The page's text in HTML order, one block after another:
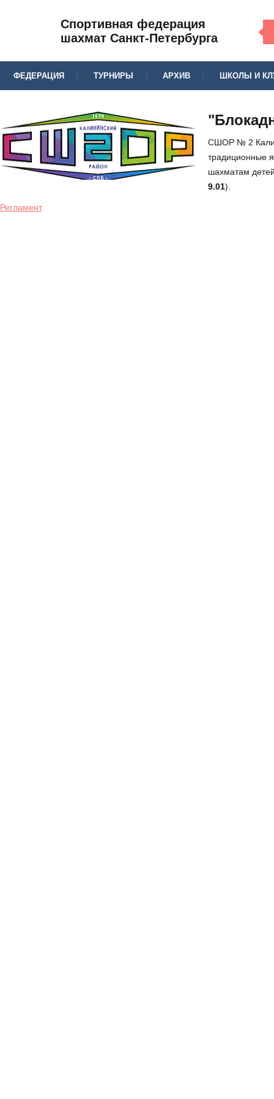
Спортивная федерация
шахмат Санкт-Петербурга
ФЕДЕРАЦИЯ ТУРНИРЫ АРХИВ ШКОЛЫ И
СШОР № 2
традиционные
шахматам
9.01).
Регламент